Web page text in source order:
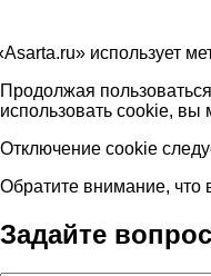
.ru» использует
Продолжая
использовать cookie, вы
Отключение cookie
Обратите внимание, что
Задайте вопрос